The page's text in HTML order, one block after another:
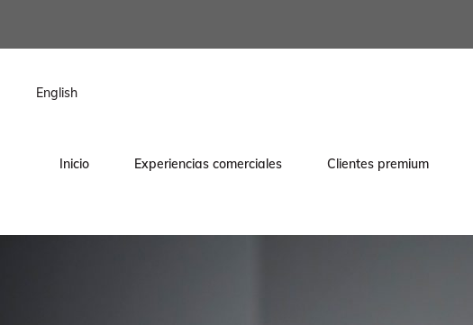
English
Inicio Experiencias comerciales Clientes premium